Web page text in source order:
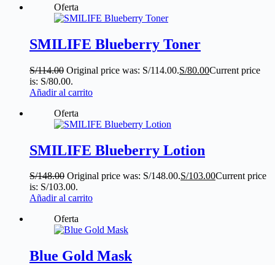
Oferta
SMILIFE Blueberry Toner
S/114.00 Original price was: S/114.00.S/80.00Current price
is: S/80.00.
Añadir al carrito
Oferta
SMILIFE Blueberry Lotion
S/148.00 Original price was: S/148.00.S/103.00Current price
is: S/103.00.
Añadir al carrito
Oferta
Blue Gold Mask